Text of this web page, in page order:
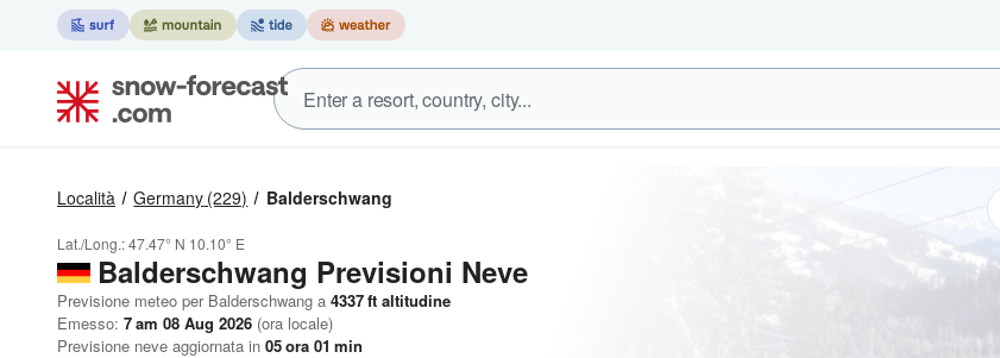
Località Germany (229) Balderschwang
Lat./Long.:47.47° N 10.10° E
Balderschwang Previsioni Neve
Previsione meteo per Balderschwang a 4337ft altitudine
Emesso: 7 am 08 Aug 2026 (ora locale)
Previsione neve aggiornata in 05ora 01 min